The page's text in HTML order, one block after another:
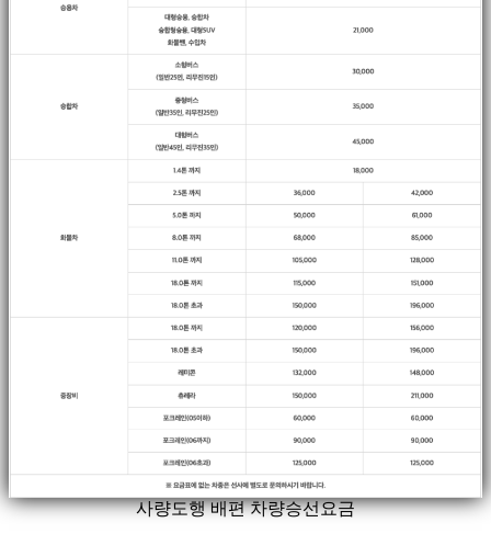
사량도행 배편 차량승선요금